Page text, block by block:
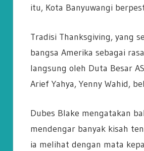
itu, Kota Banyuwangi
Tradisi Thanksgiving, yang
bangsa Amerika sebagai
langsung oleh Duta Besar
Arief Yahya, Yenny Wahid,
Dubes Blake mengatakan
mendengar banyak kisah
ia melihat dengan mata